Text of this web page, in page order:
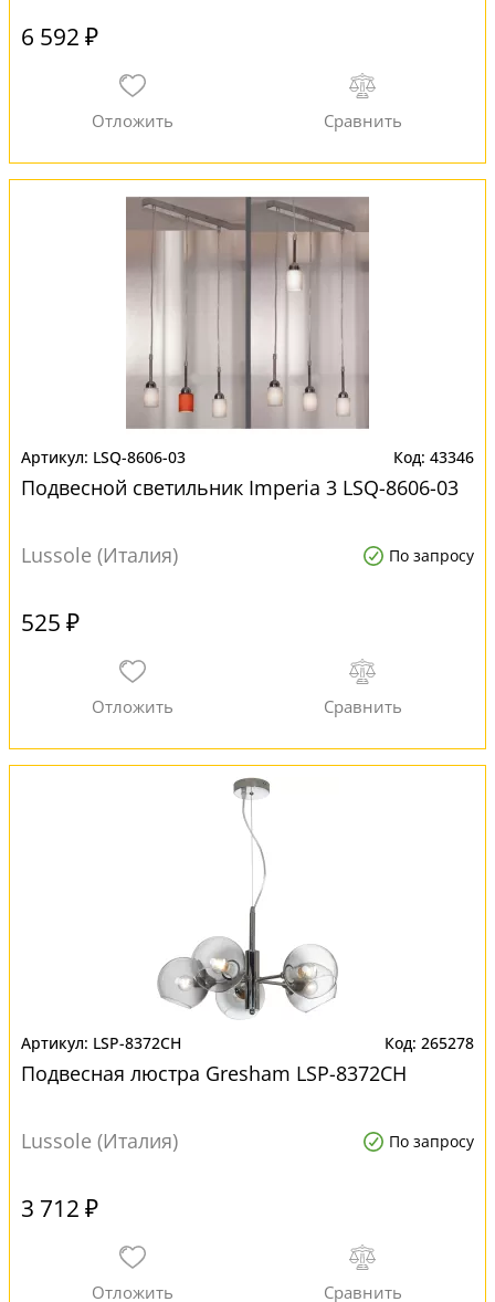
6 592 ₽
LSQ-8606-03 43346
Подвесной светильник Imperia 3 LSQ-8606-03
Lussole (Италия) По запросу
525 ₽
LSP-8372CH 265278
Подвесная люстра Gresham LSP-8372CH
Lussole (Италия) По запросу
3 712 ₽